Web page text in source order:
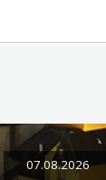
07.08.2026